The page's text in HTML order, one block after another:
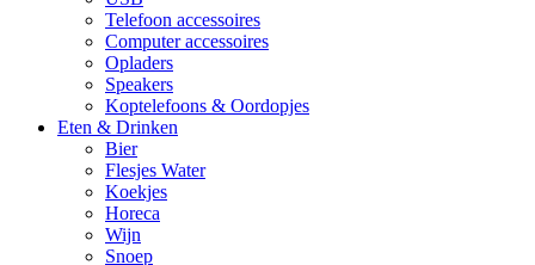
Telefoon accessoires
Computer accessoires
Opladers
Speakers
Koptelefoons & Oordopjes
Eten & Drinken
Bier
Flesjes Water
Koekjes
Horeca
Wijn
Snoep